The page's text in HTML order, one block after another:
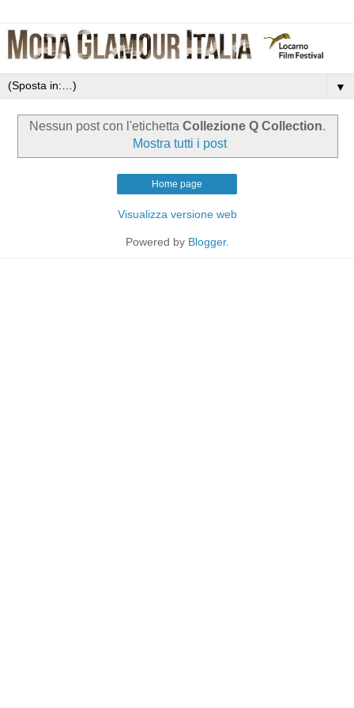
▼
Nessun post con l'etichetta Collezione Q Collection.
Mostra tutti i post
Home page
Visualizza versione web
Powered by Blogger.